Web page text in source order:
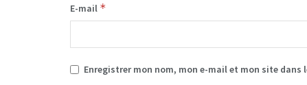
E-mail *
Enregistrer mon nom, mon e-mail et mon site